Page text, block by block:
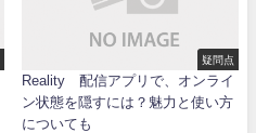
疑問点
Reality 配信アプリで、オンライ
ン状態を隠すには？魅力と使い方
についても